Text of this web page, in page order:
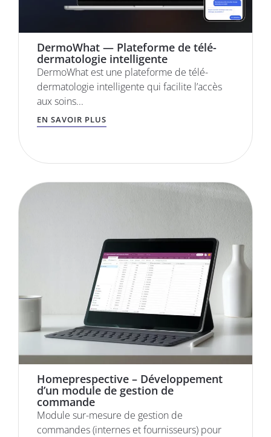
DermoWhat — Plateforme de télé-
dermatologie intelligente
DermoWhat est une plateforme de télé-
dermatologie intelligente qui facilite l’accès
aux soins...
EN SAVOIR PLUS
Homeprespective – Développement
d’un module de gestion de
commande​
Module sur-mesure de gestion de
commandes (internes et fournisseurs) pour